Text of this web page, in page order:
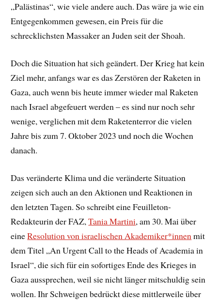
„Palästinas“, wie viele andere auch. Das wäre ja wie ein
Entgegenkommen gewesen, ein Preis für die
schrecklichsten Massaker an Juden seit der Shoah.
Doch die Situation hat sich geändert. Der Krieg hat kein
Ziel mehr, anfangs war es das Zerstören der Raketen in
Gaza, auch wenn bis heute immer wieder mal Raketen
nach Israel abgefeuert werden – es sind nur noch sehr
wenige, verglichen mit dem Raketenterror die vielen
Jahre bis zum 7. Oktober 2023 und noch die Wochen
danach.
Das veränderte Klima und die veränderte Situation
zeigen sich auch an den Aktionen und Reaktionen in
den letzten Tagen. So schreibt eine Feuilleton-
Redakteurin der FAZ,Tania Martini, am 30. Mai über
eineResolution von israelischen Akademiker*innen mit
dem Titel „An Urgent Call to the Heads of Academia in
Israel“, die sich für ein sofortiges Ende des Krieges in
Gaza aussprechen, weil sie nicht länger mitschuldig sein
wollen. Ihr Schweigen bedrückt diese mittlerweile über